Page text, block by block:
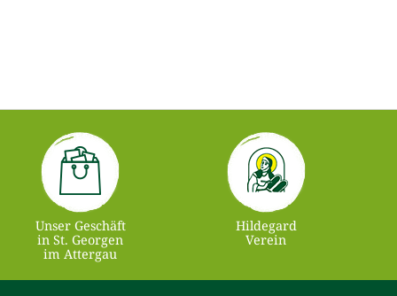
Unser Geschäft
in St. Georgen
im Attergau
Hildegard
Verein